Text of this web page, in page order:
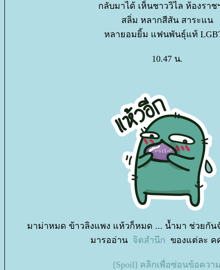
กลับมาได้ เห็นชาววิไล ห้องราช
สลิ่ม หลากสีสัน สาระแน
หลายอมยิ้ม แฟนพันธุ์แท้
10.47 น.
มาม่าหมด ข้าวลิงแพง แห้วก็หมด ... น้ำมา ช่วยกั
มารออ่าน จิตสำนึก ของแต่ละ ค
[Spoil] คลิกเพื่อซ่อนข้อควา